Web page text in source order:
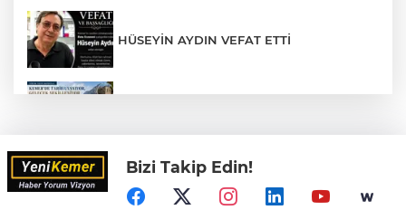
HÜSEYİN AYDIN VEFAT ETTİ
Sahilde Tek Başına Bir Özgürlük Hikâyesi
Bizi Takip Edin!